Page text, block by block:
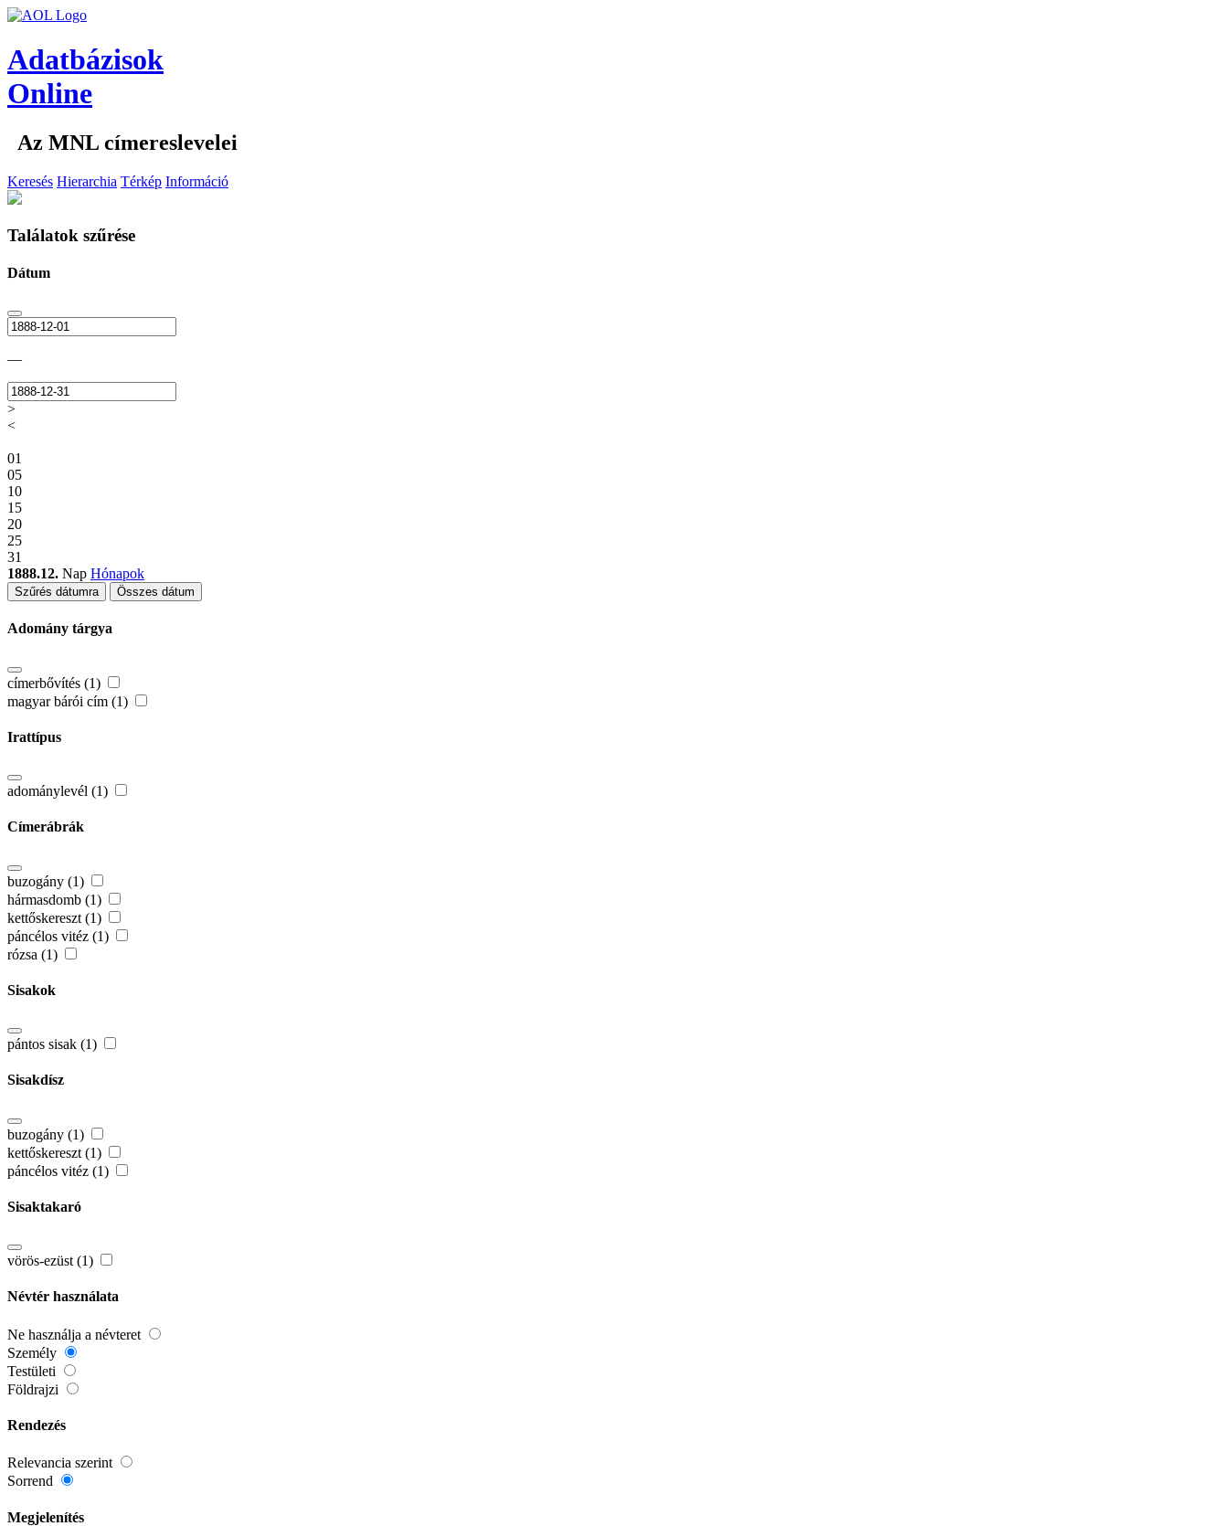
Adatbázisok
Online
Az MNL címereslevelei
Keresés Hierarchia Térkép Információ
Találatok szűrése
Dátum
—
>
<
01
05
10
15
20
25
31
1888.12. Nap Hónapok
Szűrés dátumra Összes dátum
Adomány tárgya
címerbővítés (1)
magyar bárói cím (1)
Irattípus
adománylevél (1)
Címerábrák
buzogány (1)
hármasdomb (1)
kettőskereszt (1)
páncélos vitéz (1)
rózsa (1)
Sisakok
pántos sisak (1)
Sisakdísz
buzogány (1)
kettőskereszt (1)
páncélos vitéz (1)
Sisaktakaró
vörös-ezüst (1)
Névtér használata
Ne használja a névteret
Személy
Testületi
Földrajzi
Rendezés
Relevancia szerint
Sorrend
Megjelenítés